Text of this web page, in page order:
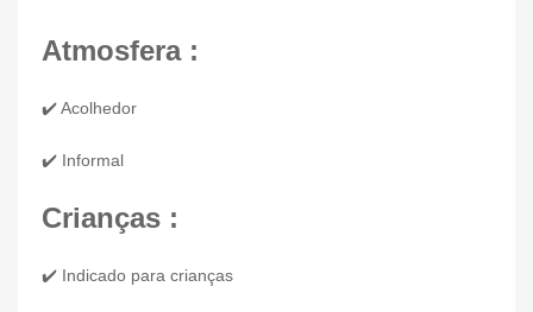
Atmosfera :
✔️ Acolhedor
✔️ Informal
Crianças :
✔️ Indicado para crianças